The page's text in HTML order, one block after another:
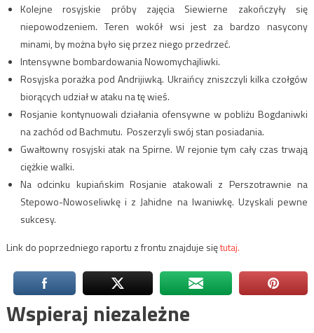
Kolejne rosyjskie próby zajęcia Siewierne zakończyły się
niepowodzeniem. Teren wokół wsi jest za bardzo nasycony
minami, by można było się przez niego przedrzeć.
Intensywne bombardowania Nowomychajliwki.
Rosyjska porażka pod Andrijiwką. Ukraińcy zniszczyli kilka czołgów
biorących udział w ataku na tę wieś.
Rosjanie kontynuowali działania ofensywne w pobliżu Bogdaniwki
na zachód od Bachmutu. Poszerzyli swój stan posiadania.
Gwałtowny rosyjski atak na Spirne. W rejonie tym cały czas trwają
ciężkie walki.
Na odcinku kupiańskim Rosjanie atakowali z Perszotrawnie na
Stepowo-Nowoseliwkę i z Jahidne na Iwaniwkę. Uzyskali pewne
sukcesy.
Link do poprzedniego raportu z frontu znajduje siętutaj.
Wspieraj niezależne